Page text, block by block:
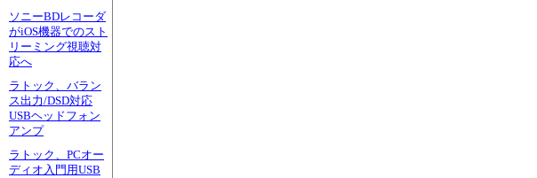
ソニーBDレコーダ
がiOS機器でのスト
リーミング視聴対
応へ
ラトック、バラン
ス出力/DSD対応
USBヘッドフォン
アンプ
ラトック、PCオー
ディオ入門用USB